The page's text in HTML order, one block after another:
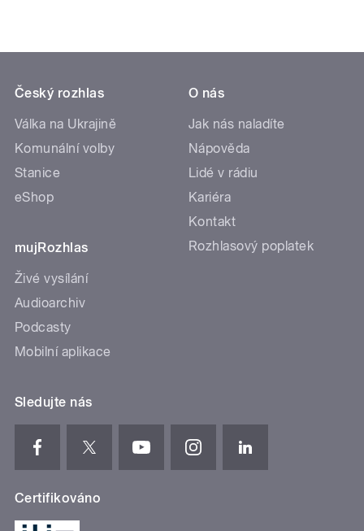
Český rozhlas
Válka na Ukrajině
Komunální volby
Stanice
eShop
mujRozhlas
Živé vysílání
Audioarchiv
Podcasty
Mobilní aplikace
O nás
Jak nás naladíte
Nápověda
Lidé v rádiu
Kariéra
Kontakt
Rozhlasový poplatek
Sledujte nás
Certifikováno